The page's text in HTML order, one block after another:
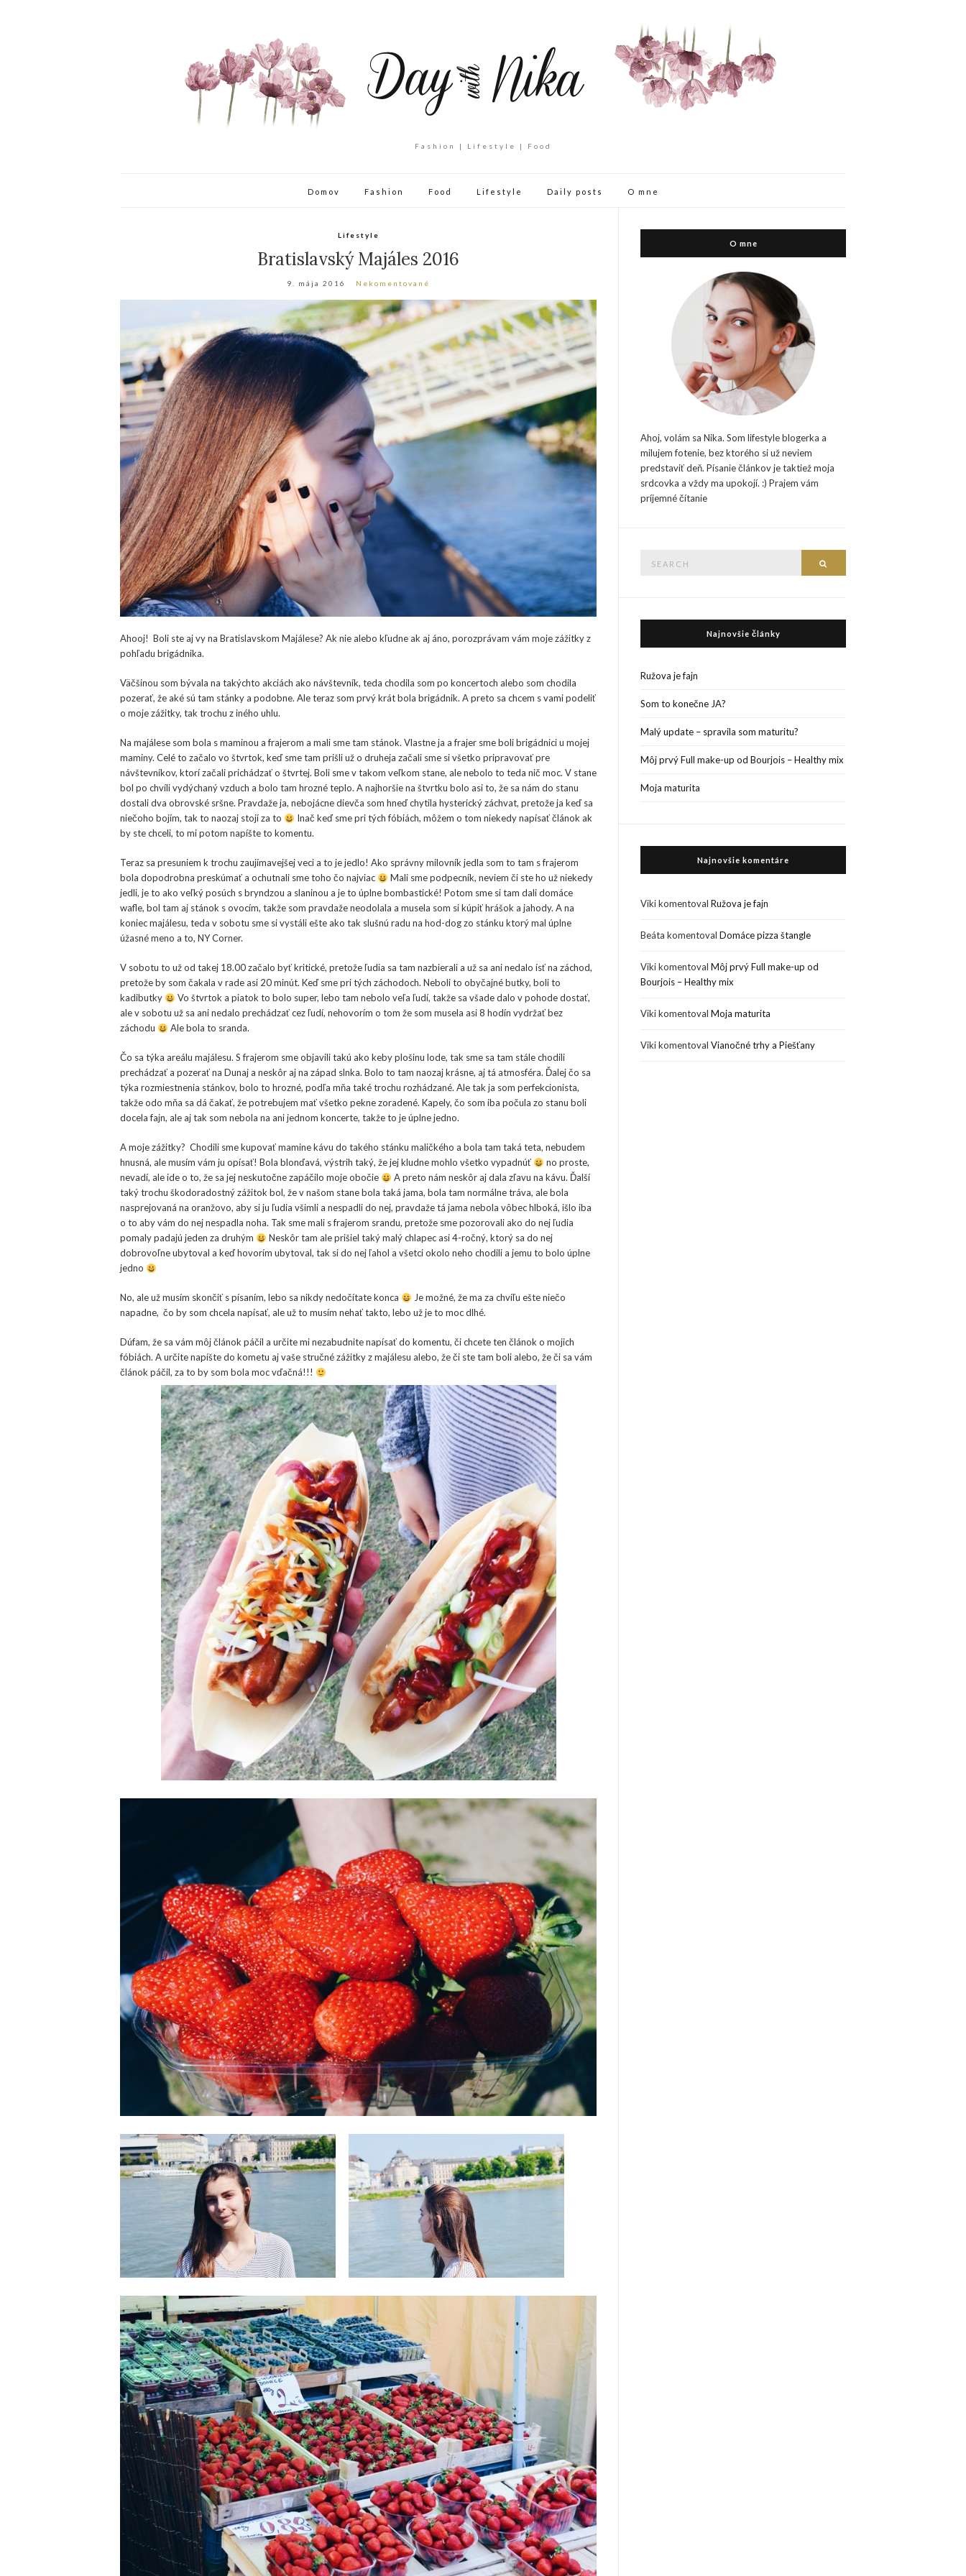
Fashion | Lifestyle | Food
Domov Fashion Food Lifestyle Daily posts O mne
Lifestyle
Bratislavský Majáles 2016
9. mája 2016 Nekomentované
Ahooj! Boli ste aj vy na Bratislavskom Majálese? Ak nie alebo kľudne ak aj áno, porozprávam vám moje zážitky z
pohľadu brigádnika.
Väčšinou som bývala na takýchto akciách ako návštevník, teda chodila som po koncertoch alebo som chodila
pozerať, že aké sú tam stánky a podobne. Ale teraz som prvý krát bola brigádnik. A preto sa chcem s vami podeliť
o moje zážitky, tak trochu z iného uhlu.
Na majálese som bola s maminou a frajerom a mali sme tam stánok. Vlastne ja a frajer sme boli brigádnici u mojej
maminy. Celé to začalo vo štvrtok, keď sme tam prišli už o druheja začali sme si všetko pripravovať pre
návštevníkov, ktorí začali prichádzať o štvrtej. Boli sme v takom veľkom stane, ale nebolo to teda nič moc. V stane
bol po chvíli vydýchaný vzduch a bolo tam hrozné teplo. A najhoršie na štvrtku bolo asi to, že sa nám do stanu
dostali dva obrovské sršne. Pravdaže ja, nebojácne dievča som hneď chytila hysterický záchvat, pretože ja keď sa
niečoho bojím, tak to naozaj stojí za to
Inač keď sme pri tých fóbiách, môžem o tom niekedy napísať článok ak
by ste chceli, to mi potom napíšte to komentu.
Teraz sa presuniem k trochu zaujímavejšej veci a to je jedlo! Ako správny milovník jedla som to tam s frajerom
bola dopodrobna preskúmať a ochutnali sme toho čo najviac
Mali sme podpecník, neviem či ste ho už niekedy
jedli, je to ako veľký posúch s bryndzou a slaninou a je to úplne bombastické! Potom sme si tam dali domáce
wafle, bol tam aj stánok s ovocím, takže som pravdaže neodolala a musela som si kúpiť hrášok a jahody. A na
koniec majálesu, teda v sobotu sme si vystáli ešte ako tak slušnú radu na hod-dog zo stánku ktorý mal úplne
úžasné meno a to, NY Corner.
V sobotu to už od takej 18.00 začalo byť kritické, pretože ľudia sa tam nazbierali a už sa ani nedalo ísť na záchod,
pretože by som čakala v rade asi 20 minút. Keď sme pri tých záchodoch. Neboli to obyčajné butky, boli to
kadibutky
Vo štvrtok a piatok to bolo super, lebo tam nebolo veľa ľudí, takže sa všade dalo v pohode dostať,
ale v sobotu už sa ani nedalo prechádzať cez ľudí, nehovorím o tom že som musela asi 8 hodín vydržať bez
záchodu
Ale bola to sranda.
Čo sa týka areálu majálesu. S frajerom sme objavili takú ako keby plošinu lode, tak sme sa tam stále chodili
prechádzať a pozerať na Dunaj a neskôr aj na západ slnka. Bolo to tam naozaj krásne, aj tá atmosféra. Ďalej čo sa
týka rozmiestnenia stánkov, bolo to hrozné, podľa mňa také trochu rozhádzané. Ale tak ja som perfekcionista,
takže odo mňa sa dá čakať, že potrebujem mať všetko pekne zoradené. Kapely, čo som iba počula zo stanu boli
docela fajn, ale aj tak som nebola na ani jednom koncerte, takže to je úplne jedno.
A moje zážitky? Chodili sme kupovať mamine kávu do takého stánku maličkého a bola tam taká teta, nebudem
hnusná, ale musím vám ju opísať! Bola blonďavá, výstrih taký, že jej kludne mohlo všetko vypadnúť
no proste,
nevadí, ale ide o to, že sa jej neskutočne zapáčilo moje obočie
A preto nám neskôr aj dala zľavu na kávu. Ďalší
taký trochu škodoradostný zážitok bol, že v našom stane bola taká jama, bola tam normálne tráva, ale bola
nasprejovaná na oranžovo, aby si ju ľudia všimli a nespadli do nej, pravdaže tá jama nebola vôbec hlboká, išlo iba
o to aby vám do nej nespadla noha. Tak sme mali s frajerom srandu, pretože sme pozorovali ako do nej ľudia
pomaly padajú jeden za druhým
Neskôr tam ale prišiel taký malý chlapec asi 4-ročný, ktorý sa do nej
dobrovoľne ubytoval a keď hovorím ubytoval, tak si do nej ľahol a všetci okolo neho chodili a jemu to bolo úplne
jedno
No, ale už musím skončiť s písaním, lebo sa nikdy nedočítate konca
Je možné, že ma za chvíľu ešte niečo
napadne, čo by som chcela napísať, ale už to musím nehať takto, lebo už je to moc dlhé.
Dúfam, že sa vám môj článok páčil a určite mi nezabudnite napísať do komentu, či chcete ten článok o mojich
fóbiách. A určite napíšte do kometu aj vaše stručné zážitky z majálesu alebo, že či ste tam boli alebo, že či sa vám
článok páčil, za to by som bola moc vďačná!!!
O mne
Ahoj, volám sa Nika. Som lifestyle blogerka a
milujem fotenie, bez ktorého si už neviem
predstaviť deň. Písanie článkov je taktiež moja
srdcovka a vždy ma upokojí. :) Prajem vám
príjemné čítanie
Najnovšie články
Ružova je fajn
Som to konečne JA?
Malý update – spravila som maturitu?
Môj prvý Full make-up od Bourjois – Healthy mix
Moja maturita
Najnovšie komentáre
VikikomentovalRužova je fajn
Beáta komentovalDomáce pizza štangle
VikikomentovalMôj prvý Full make-up od
Bourjois – Healthy mix
VikikomentovalMoja maturita
VikikomentovalVianočné trhy a Piešťany